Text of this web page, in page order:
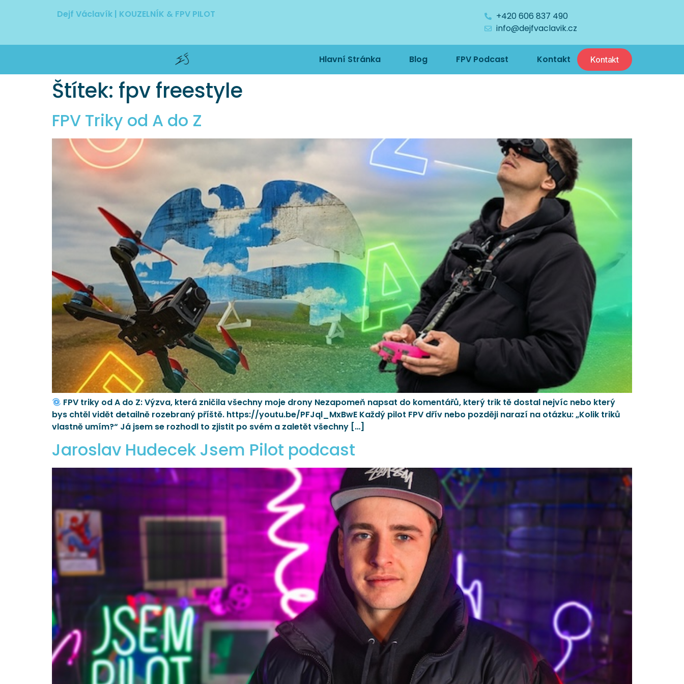
Dejf Václavík | KOUZELNÍK & FPV PILOT
+420 606 837 490
info@dejfvaclavik.cz
Hlavní Stránka Blog FPV Podcast Kontakt Kontakt
Štítek: fpv freestyle
FPV Triky od A do Z
FPV triky od A do Z: Výzva, která zničila všechny moje drony Nezapomeň napsat do komentářů, který trik tě dostal nejvíc nebo který
bys chtěl vidět detailně rozebraný příště. https://youtu.be/PFJql_MxBwE Každý pilot FPV dřív nebo později narazí na otázku: „Kolik triků
vlastně umím?“ Já jsem se rozhodl to zjistit po svém a zaletět všechny […]
Jaroslav Hudecek Jsem Pilot podcast